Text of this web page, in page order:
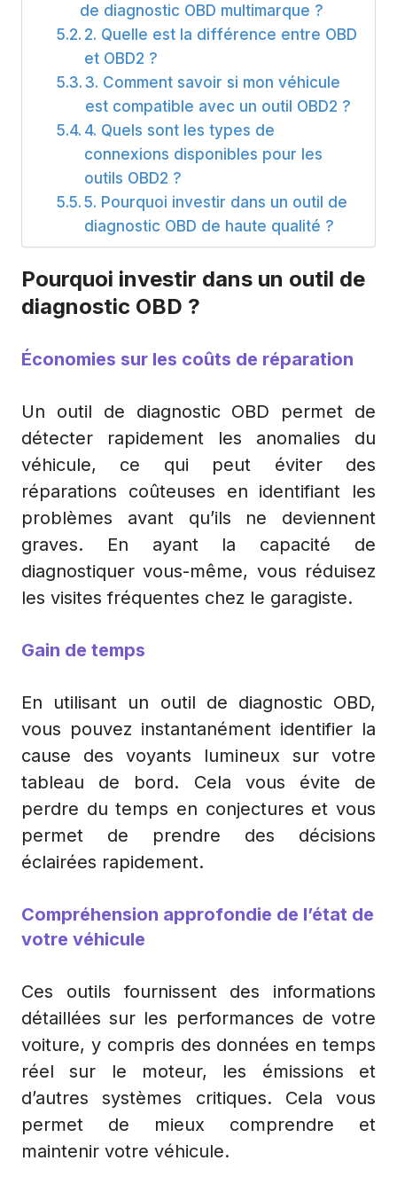
de diagnostic OBD multimarque ?
2. Quelle est la différence entre OBD
et OBD2 ?
3. Comment savoir si mon véhicule
est compatible avec un outil OBD2 ?
4. Quels sont les types de
connexions disponibles pour les
outils OBD2 ?
5. Pourquoi investir dans un outil de
diagnostic OBD de haute qualité ?
Pourquoi investir dans un outil de
diagnostic OBD ?
Économies sur les coûts de réparation
Un outil de diagnostic OBD permet de
détecter rapidement les anomalies du
véhicule, ce qui peut éviter des
réparations coûteuses en identifiant les
problèmes avant qu’ils ne deviennent
graves. En ayant la capacité de
diagnostiquer vous-même, vous réduisez
les visites fréquentes chez le garagiste.
Gain de temps
En utilisant un outil de diagnostic OBD,
vous pouvez instantanément identifier la
cause des voyants lumineux sur votre
tableau de bord. Cela vous évite de
perdre du temps en conjectures et vous
permet de prendre des décisions
éclairées rapidement.
Compréhension approfondie de l’état de
votre véhicule
Ces outils fournissent des informations
détaillées sur les performances de votre
voiture, y compris des données en temps
réel sur le moteur, les émissions et
d’autres systèmes critiques. Cela vous
permet de mieux comprendre et
maintenir votre véhicule.